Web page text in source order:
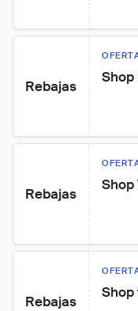
Rebajas
Shop
Rebajas
Shop
Rebajas
Shop